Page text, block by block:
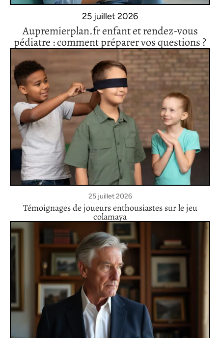
25 juillet 2026
Aupremierplan.fr enfant et rendez-vous
pédiatre : comment préparer vos questions ?
25 juillet 2026
Témoignages de joueurs enthousiastes sur le jeu
colamaya